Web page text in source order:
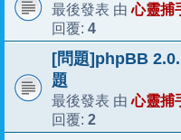
最後發表 由心靈捕
回覆: 4
[問題]phpBB
題
最後發表 由心靈捕
回覆: 2